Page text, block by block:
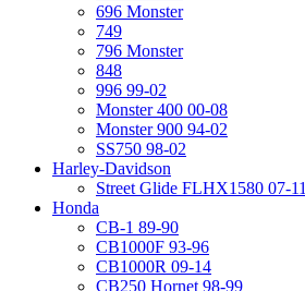
696 Monster
749
796 Monster
848
996 99-02
Monster 400 00-08
Monster 900 94-02
SS750 98-02
Harley-Davidson
Street Glide FLHX1580 07-11
Honda
CB-1 89-90
CB1000F 93-96
CB1000R 09-14
CB250 Hornet 98-99